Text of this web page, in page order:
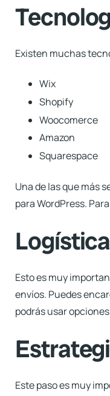
Existen muchas
Wix
Shopify
Woocomerce
Amazon
Squarespace
Una de las que más
para WordPress.
Logística
Esto es muy
envíos. Puedes
podrás usar
Este paso es muy